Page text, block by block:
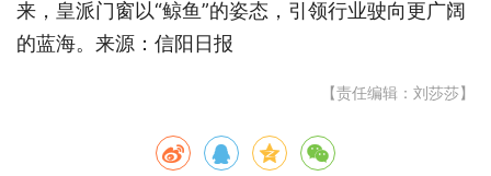
来，皇派门窗以“鲸鱼”的姿态，引领行业驶向更广阔
的蓝海。 来源：信阳日报
【责任编辑：刘莎莎】